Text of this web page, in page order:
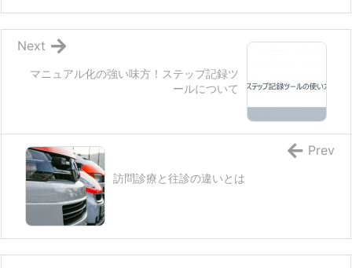
マニュアル化の強い味方！ステップ記録ツ
ールについて
Next
訪問診療と往診の違いとは
Prev